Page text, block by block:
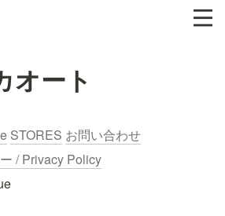
オート
STORES お問い合わせ
/ Privacy Policy